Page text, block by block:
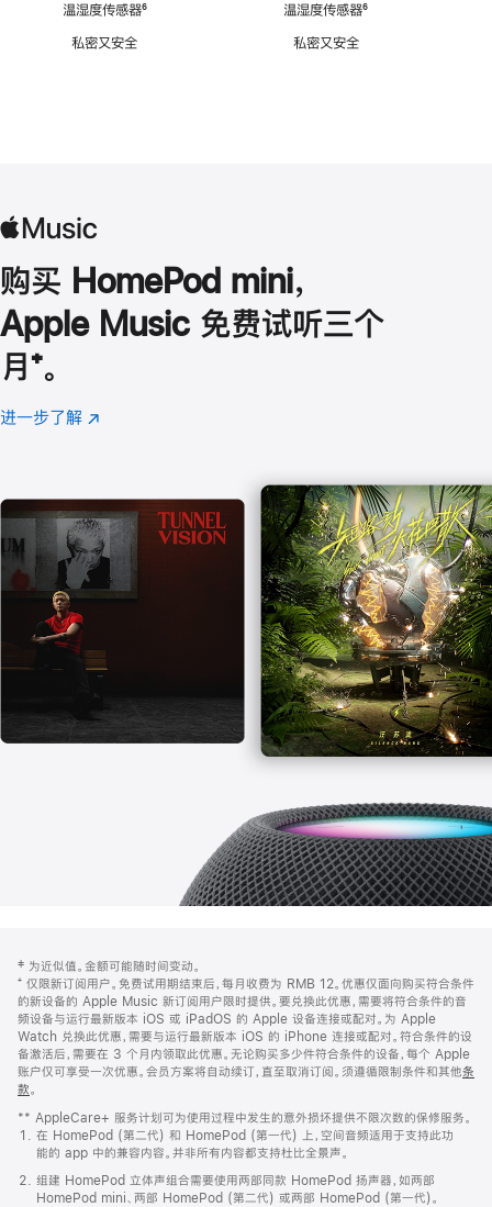
温湿度传感器脚
⁶
私密又安全
温湿度传感器脚
⁶
私密又安全
购买 HomePod mini，
Apple Music 免费试听三个
月 脚
注
⁺。
进一步了解 Apple
(在
口
中
打
开)
页
页
脚
注
‡ 为近似值。金额可能随时间变动。
⁺ 仅限新订阅用户。免费试用期结束后，每月收费为 RMB 12。优惠仅面向购买符合条件
的新设备的 Apple Music 新订阅用户限时提供。要兑换此优惠，需要将符合条件的音
频设备与运行最新版本 iOS 或 iPadOS 的 Apple 设备连接或配对。为 Apple
Watch 兑换此优惠，需要与运行最新版本 iOS 的 iPhone 连接或配对。符合条件的设
备激活后，需要在 3 个月内领取此优惠。无论购买多少件符合条件的设备，每个 Apple
账户仅可享受一次优惠。会员方案将自动续订，直至取消订阅。须遵循限制条件和其他条
款。
窗
口
中
打
开)
** AppleCare+ 服务计划可为使用过程中发生的意外损坏提供不限次数的保修服务。
在 HomePod (第二代) 和 HomePod (第一代) 上，空间音频适用于支持此功
能的 app 中的兼容内容。并非所有内容都支持杜比全景声。
组建 HomePod 立体声组合需要使用两部同款 HomePod 扬声器，如两部
HomePod mini、两部 HomePod (第二代) 或两部 HomePod (第一代)。